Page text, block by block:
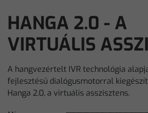
HANGA 2.0 - A
VIRTUÁLIS
A hangvezértelt IVR technológia
fejlesztésű dialógusmotorral
Hanga 2.0, a virtuális asszisztens.